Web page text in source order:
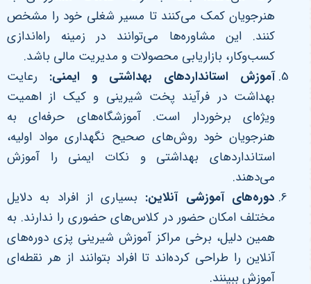
هنرجویان کمک می‌کنند تا مسیر شغلی خود را مشخص
کنند. این مشاوره‌ها می‌توانند در زمینه راه‌اندازی
کسب‌وکار، بازاریابی محصولات و مدیریت مالی باشد.
آموزش استانداردهای بهداشتی و ایمنی: رعایت
بهداشت در فرآیند پخت شیرینی و کیک از اهمیت
ویژه‌ای برخوردار است. آموزشگاه‌های حرفه‌ای به
هنرجویان خود روش‌های صحیح نگهداری مواد اولیه،
استانداردهای بهداشتی و نکات ایمنی را آموزش
می‌دهند.
دوره‌های آموزشی آنلاین: بسیاری از افراد به دلایل
مختلف امکان حضور در کلاس‌های حضوری را ندارند. به
همین دلیل، برخی مراکز آموزش شیرینی پزی دوره‌های
آنلاین را طراحی کرده‌اند تا افراد بتوانند از هر نقطه‌ای
آموزش ببینند.